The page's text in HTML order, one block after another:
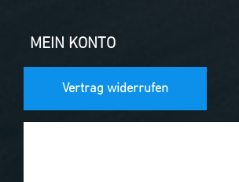
MEIN KONTO
Vertrag widerrufen